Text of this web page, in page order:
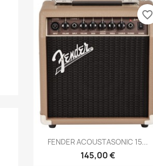
Brzi pregled
FENDER ACOUSTASONIC 15...
145,00 €
favorite_border